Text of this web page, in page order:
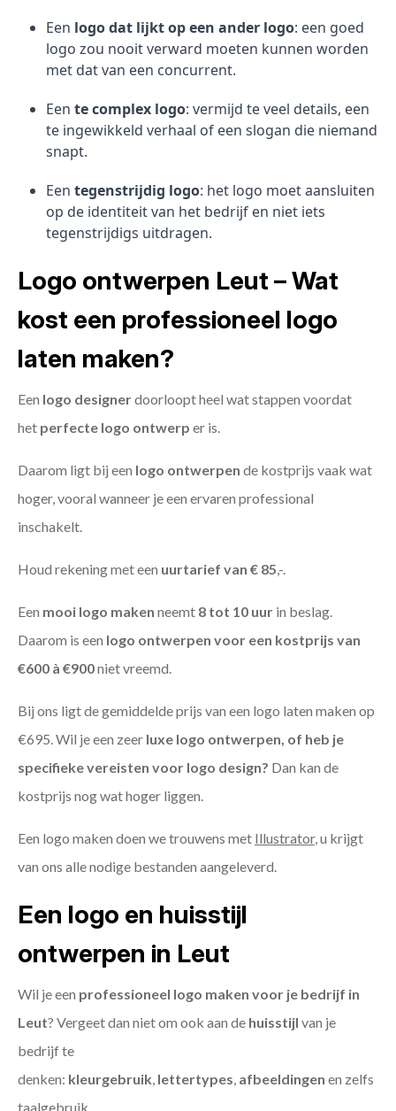
Een logo dat lijkt op een ander logo: een goed
logo zou nooit verward moeten kunnen worden
met dat van een concurrent.
Een te complex logo: vermijd te veel details, een
te ingewikkeld verhaal of een slogan die niemand
snapt.
Een tegenstrijdig logo: het logo moet aansluiten
op de identiteit van het bedrijf en niet iets
tegenstrijdigs uitdragen.
Logo ontwerpen Leut – Wat
kost een professioneel logo
laten maken?
Een logo designerdoorloopt heel wat stappen voordat
het perfecte logo ontwerp er is.
Daarom ligt bij een logo ontwerpen de kostprijs vaak wat
hoger, vooral wanneer je een ervaren professional
inschakelt.
Houd rekening met een uurtarief van € 85,-.
Een mooi logo maken neemt 8 tot 10 uur in beslag.
Daarom is een logo ontwerpen voor een kostprijs van
€600 à €900niet vreemd.
Bij ons ligt de gemiddelde prijs van een logo laten maken op
€695. Wil je een zeer luxe logo ontwerpen, of heb je
specifieke vereisten voor logo design? Dan kan de
kostprijs nog wat hoger liggen.
Een logo maken doen we trouwens met Illustrator, u krijgt
van ons alle nodige bestanden aangeleverd.
Een logo en huisstijl
ontwerpen in Leut
Wil je een professioneel logo maken voor je bedrijf in
Leut? Vergeet dan niet om ook aan de huisstijl van je
bedrijf te
denken: kleurgebruik, lettertypes, afbeeldingen en zelfs
taalgebruik.